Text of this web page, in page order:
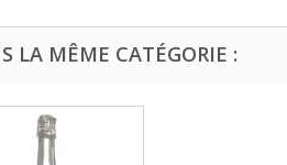
LA MÊME CATÉGORIE :